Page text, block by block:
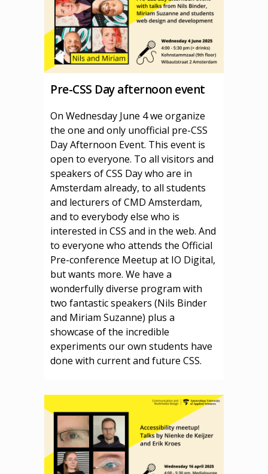
Pre-CSS Day afternoon event
On Wednesday June 4 we organize
the one and only unofficial pre-CSS
Day Afternoon Event. This event is
open to everyone. To all visitors and
speakers of CSS Day who are in
Amsterdam already, to all students
and lecturers of CMD Amsterdam,
and to everybody else who is
interested in CSS and in the web. And
to everyone who attends the Official
Pre-conference Meetup at IO Digital,
but wants more. We have a
wonderfully diverse program with
two fantastic speakers (Nils Binder
and Miriam Suzanne) plus a
showcase of the incredible
experiments our own students have
done with current and future CSS.